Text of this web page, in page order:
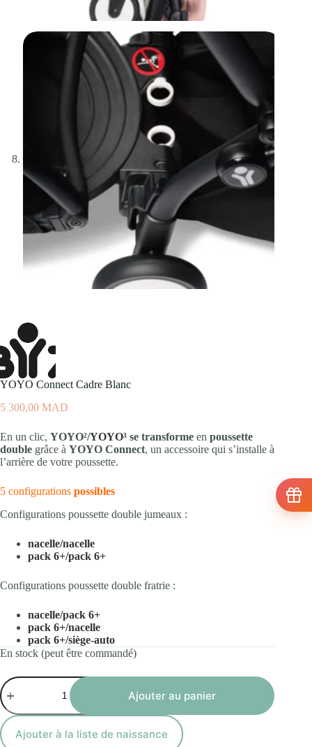
YOYO Connect Cadre Blanc
5 300,00 MAD
En un clic, YOYO²/YOYO³ se transforme en poussette
double grâce à YOYO Connect, un accessoire qui s’installe à
l’arrière de votre poussette.
5 configurations possibles
Configurations poussette double jumeaux :
nacelle/nacelle
pack 6+/pack 6+
Configurations poussette double fratrie :
nacelle/pack 6+
pack 6+/nacelle
pack 6+/siège-auto
En stock (peut être commandé)
quantité
de
YOYO
Connect
Cadre
Blanc
Ajouter au panier
Ajouter à la liste de naissance